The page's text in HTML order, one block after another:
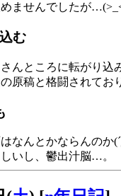
ませんでしたが
む
んところに転がり込
原稿と格闘されてお
なんとかならんのか
いし、鬱出汁脳…。